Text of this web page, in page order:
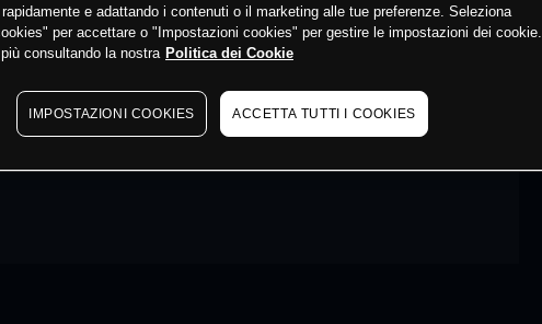
e adattando i contenuti o il marketing alle tue preferenze. Seleziona
per accettare o "Impostazioni cookies" per gestire le impostazioni dei cookie.
consultando la nostra Politica dei Cookie
IMPOSTAZIONI COOKIES ACCETTA TUTTI I COOKIES